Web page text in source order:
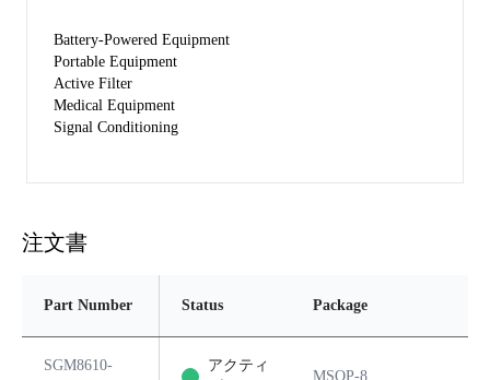
Battery-Powered Equipment
Portable Equipment
Active Filter
Medical Equipment
Signal Conditioning
注文書
Part Number Status Package
SGM8610-
アクティ
MSOP-8